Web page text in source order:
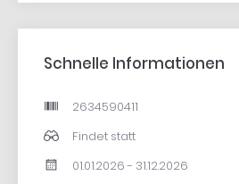
Schnelle Informationen
2634590411
Findet statt
01.01.2026 - 31.12.2026